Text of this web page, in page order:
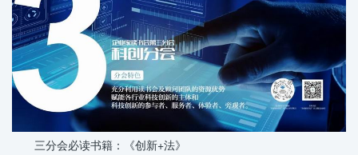
三分会必读书籍：《创新+法》